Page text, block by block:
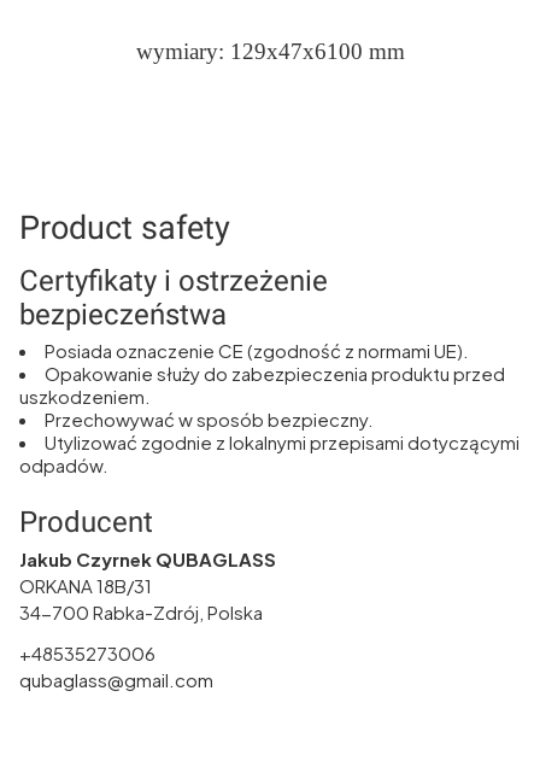
wymiary: 129x47x6100 mm
Product safety
Certyfikaty i ostrzeżenie
bezpieczeństwa
Posiada oznaczenie CE (zgodność z normami UE).
Opakowanie służy do zabezpieczenia produktu przed
uszkodzeniem.
Przechowywać w sposób bezpieczny.
Utylizować zgodnie z lokalnymi przepisami dotyczącymi
odpadów.
Producent
Jakub Czyrnek QUBAGLASS
ORKANA 18B/31
34-700 Rabka-Zdrój, Polska
+48535273006
qubaglass@gmail.com